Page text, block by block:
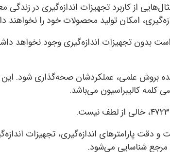
از کاربرد تجهیزات اندازه‌گیری در زندگی
امکان تولید محصولات خود را نخواهند
بدون تجهیزات اندازه‌گیری وجود نخواهد
بروش علمی، عملکردشان صحه‌گذاری شود.
کلمه کالیبراسیون می‌باشد.
، خالی از لطف نیست.
پارامترهای اندازه‌گیری، تجهیزات
مرجع شناسایی می‌شود.